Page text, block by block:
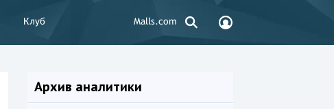
Клуб Malls.com
Архив аналитики